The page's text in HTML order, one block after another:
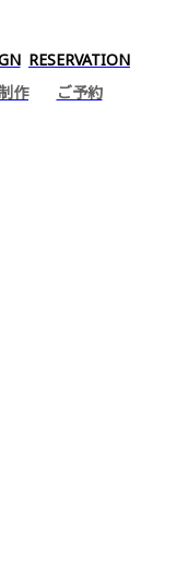
作
RESERVATION
ご予約